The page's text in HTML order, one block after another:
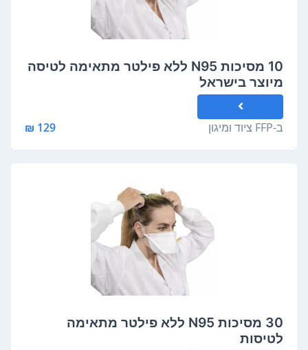
10 מסיכות N95 ללא פילטר מתאימה לטיסה
מיוצר בישראל
ב-FFP ציוד ומיגון 129 ₪
30 מסיכות N95 ללא פילטר מתאימה
לטיסות